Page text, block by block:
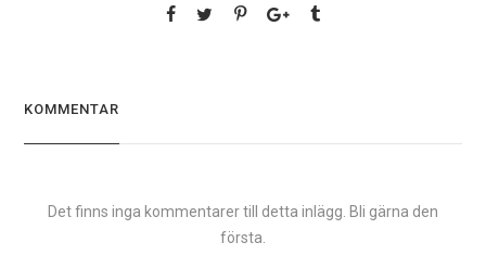
KOMMENTAR
Det finns inga kommentarer till detta inlägg. Bli gärna den
första.